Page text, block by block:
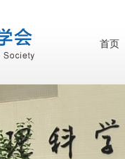
首页